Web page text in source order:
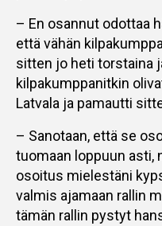
– En osannut odottaa
että vähän
sitten jo heti torstaina
kilpakumppanitkin
Latvala ja pamautti
– Sanotaan, että se
tuomaan loppuun asti,
osoitus mielestäni
valmis ajamaan rallin
tämän rallin pystyt